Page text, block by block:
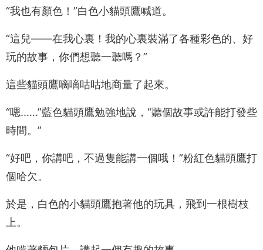
“我也有顏色！”白色小貓頭鷹喊道。
“這兒——在我心裏！我的心裏裝滿了各種彩色的、好
玩的故事，你們想聽一聽嗎？”
這些貓頭鷹嘀嘀咕咕地商量了起來。
“嗯..….”藍色貓頭鷹勉強地說，“聽個故事或許能打發些
時間。”
“好吧，你講吧，不過隻能講一個哦！”粉紅色貓頭鷹打
個哈欠。
於是，白色的小貓頭鷹抱著他的玩具，飛到一根樹枝
上。